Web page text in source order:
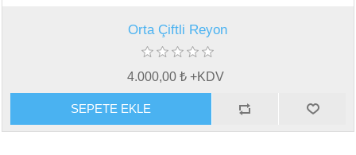
Orta Çiftli Reyon
4.000,00 ₺ +KDV